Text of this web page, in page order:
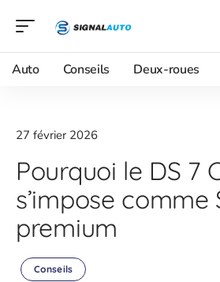
Auto Conseils Deux-roues
27 février 2026
Pourquoi le DS 7
s’impose comme
premium
Conseils